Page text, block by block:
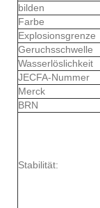
bilden
Farbe
Explosionsgrenze
Geruchsschwelle
Wasserlöslichkeit
JECFA-Nummer
Merck
BRN
Stabilität: